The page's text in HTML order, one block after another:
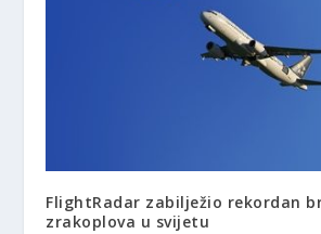
FlightRadar zabilježio rekordan
zrakoplova u svijetu